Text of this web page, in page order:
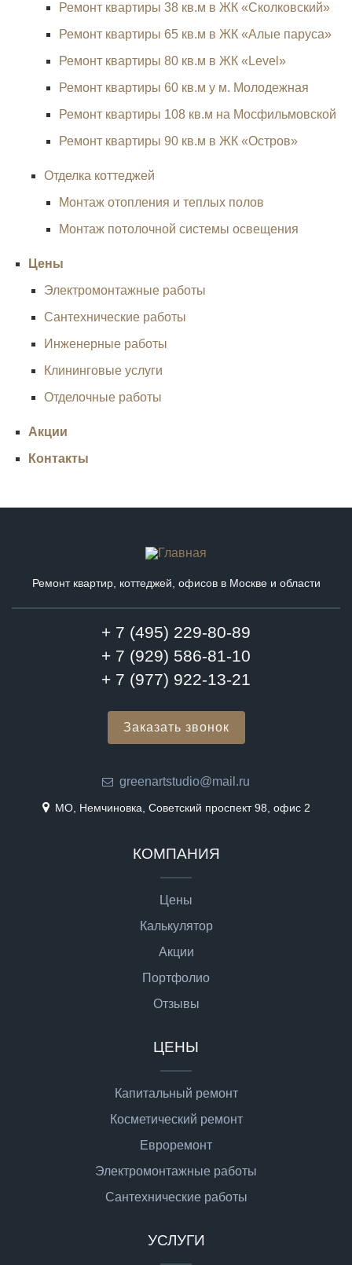
Ремонт квартиры 38 кв.м в ЖК «Сколковский»
Ремонт квартиры 65 кв.м в ЖК «Алые паруса»
Ремонт квартиры 80 кв.м в ЖК «Level»
Ремонт квартиры 60 кв.м у м. Молодежная
Ремонт квартиры 108 кв.м на Мосфильмовской
Ремонт квартиры 90 кв.м в ЖК «Остров»
Отделка коттеджей
Монтаж отопления и теплых полов
Монтаж потолочной системы освещения
Цены
Электромонтажные работы
Сантехнические работы
Инженерные работы
Клининговые услуги
Отделочные работы
Акции
Контакты
Ремонт квартир, коттеджей, офисов в Москве и области
+ 7 (495) 229-80-89
+ 7 (929) 586-81-10
+ 7 (977) 922-13-21
Заказать звонок
greenartstudio@mail.ru
МО, Немчиновка, Советский проспект 98, офис 2
КОМПАНИЯ
Цены
Калькулятор
Акции
Портфолио
Отзывы
ЦЕНЫ
Капитальный ремонт
Косметический ремонт
Евроремонт
Электромонтажные работы
Сантехнические работы
УСЛУГИ